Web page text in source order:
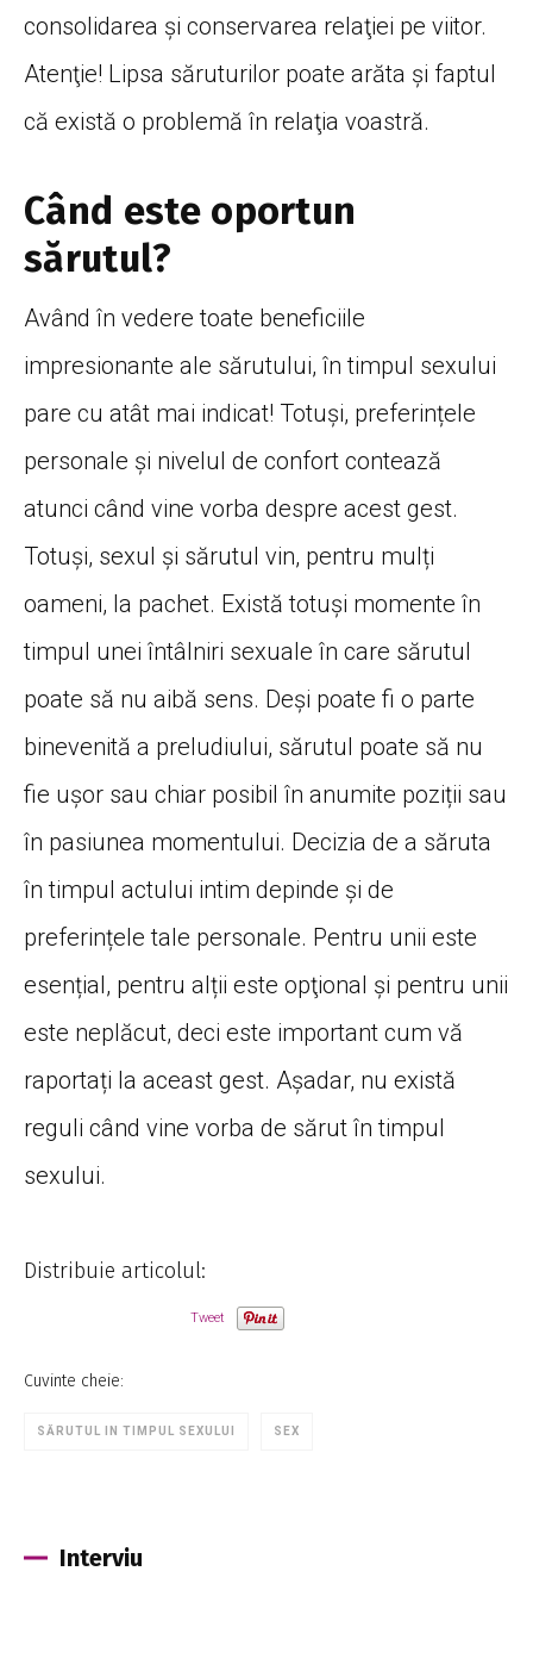
consolidarea şi conservarea relaţiei pe viitor.
Atenţie! Lipsa săruturilor poate arăta şi faptul
că există o problemă în relaţia voastră.
Când este oportun
sărutul?
Având în vedere toate beneficiile
impresionante ale sărutului, în timpul sexului
pare cu atât mai indicat! Totuși, preferințele
personale și nivelul de confort contează
atunci când vine vorba despre acest gest.
Totuși, sexul și sărutul vin, pentru mulți
oameni, la pachet. Există totuși momente în
timpul unei întâlniri sexuale în care sărutul
poate să nu aibă sens. Deși poate fi o parte
binevenită a preludiului, sărutul poate să nu
fie ușor sau chiar posibil în anumite poziții sau
în pasiunea momentului. Decizia de a săruta
în timpul actului intim depinde și de
preferințele tale personale. Pentru unii este
esențial, pentru alții este opţional și pentru unii
este neplăcut, deci este important cum vă
raportați la aceast gest. Aşadar, nu există
reguli când vine vorba de sărut în timpul
sexului.
Distribuie articolul:
Tweet
Cuvinte cheie:
SĂRUTUL IN TIMPUL SEXULUI SEX
Interviu